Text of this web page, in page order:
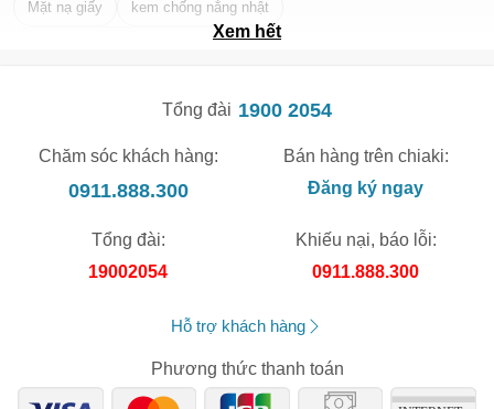
Mặt nạ giấy kem chống nắng nhật
Xem hết
Tổng đài 1900 2054
Chăm sóc khách hàng:
0911.888.300
Bán hàng trên chiaki:
Đăng ký ngay
Tổng đài:
19002054
Khiếu nại, báo lỗi:
0911.888.300
Hỗ trợ khách hàng
Phương thức thanh toán